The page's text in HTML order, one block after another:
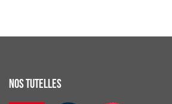
NOS TUTELLES